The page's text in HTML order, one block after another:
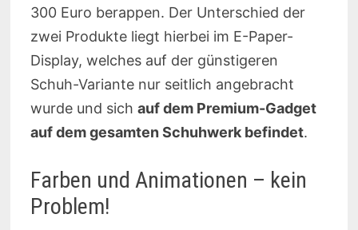
300 Euro berappen. Der Unterschied der
zwei Produkte liegt hierbei im E-Paper-
Display, welches auf der günstigeren
Schuh-Variante nur seitlich angebracht
wurde und sich auf dem Premium-Gadget
auf dem gesamten Schuhwerk befindet.
Farben und Animationen – kein
Problem!